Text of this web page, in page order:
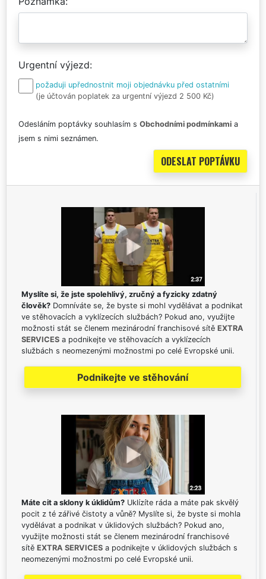
Urgentní výjezd
požaduji upřednostnit moji objednávku před ostatními
(je účtován poplatek za urgentní výjezd 2 500 Kč)
Odesláním poptávky souhlasím s Obchodními podmínkami a
jsem s nimi seznámen.
Myslíte si, že jste spolehlivý, zručný a fyzicky zdatný
člověk? Domníváte se, že byste si mohl vydělávat a podnikat
ve stěhovacích a vyklízecích službách? Pokud ano, využijte
možnosti stát se členem mezinárodní franchisové sítě EXTRA
SERVICES a podnikejte ve stěhovacích a vyklízecích
službách s neomezenými možnostmi po celé Evropské unii.
Podnikejte ve stěhování
Máte cit a sklony k úklidům? Uklízíte ráda a máte pak skvělý
pocit z té zářivé čistoty a vůně? Myslíte si, že byste si mohla
vydělávat a podnikat v úklidových službách? Pokud ano,
využijte možnosti stát se členem mezinárodní franchisové
sítě EXTRA SERVICES a podnikejte v úklidových službách s
neomezenými možnostmi po celé Evropské unii.